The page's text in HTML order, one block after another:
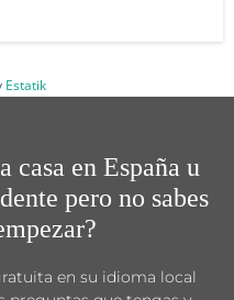
Estatik
casa en España u
pero no sabes
en su idioma local